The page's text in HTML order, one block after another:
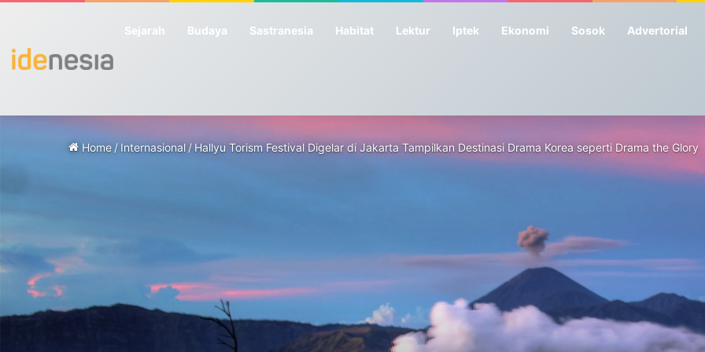
Sejarah Budaya Sastranesia Habitat Lektur Iptek Ekonomi Sosok Advertorial
Home /Internasional/Hallyu Torism Festival Digelar di Jakarta Tampilkan Destinasi Drama Korea seperti Drama the Glory